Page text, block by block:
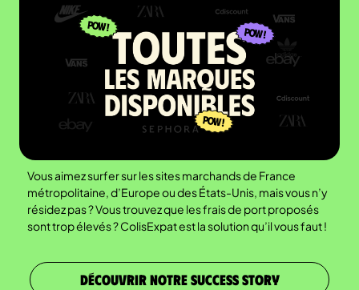
Vous aimez surfer sur les sites marchands de France
métropolitaine, d’Europe ou des États-Unis, mais vous n’y
résidez pas ? Vous trouvez que les frais de port proposés
sont trop élevés ? ColisExpat est la solution qu’il vous faut !
DÉCOUVRIR NOTRE SUCCESS STORY